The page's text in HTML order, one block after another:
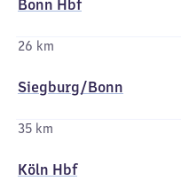
Bonn Hbf
26 km
Siegburg/​Bonn
35 km
Köln Hbf